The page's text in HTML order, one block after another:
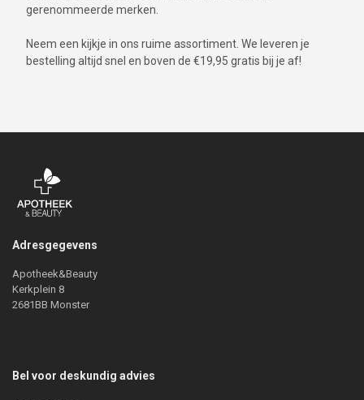
gerenommeerde merken.
Neem een kijkje in ons ruime assortiment. We leveren je
bestelling altijd snel en boven de €19,95 gratis bij je af!
Adresgegevens
Apotheek&Beauty
Kerkplein 8
2681BB Monster
Bel voor deskundig advies